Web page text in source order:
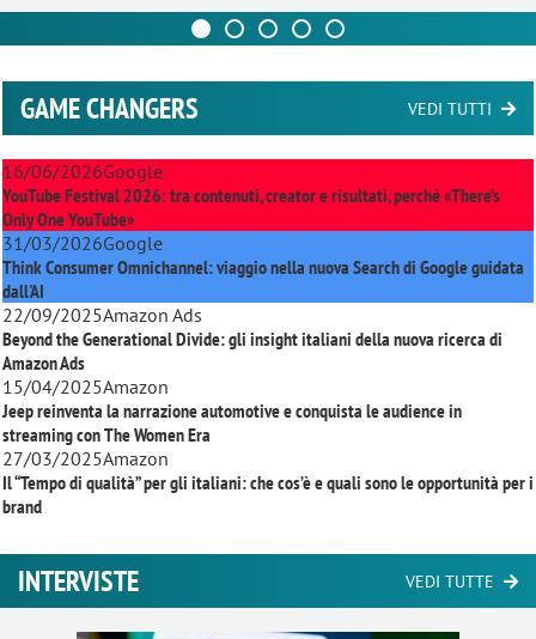
GAME CHANGERS VEDI TUTTI
16/06/2026Google
YouTube Festival 2026: tra contenuti, creator e risultati, perché «There’s
Only One YouTube»
31/03/2026Google
Think Consumer Omnichannel: viaggio nella nuova Search di Google guidata
dall'AI
22/09/2025Amazon Ads
Beyond the Generational Divide: gli insight italiani della nuova ricerca di
Amazon Ads
15/04/2025Amazon
Jeep reinventa la narrazione automotive e conquista le audience in
streaming conThe Women Era
27/03/2025Amazon
Il “Tempo di qualità” per gli italiani: che cos’è e quali sono le opportunità per i
brand
INTERVISTE VEDI TUTTE